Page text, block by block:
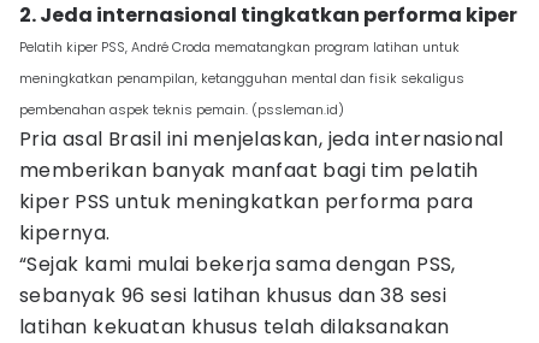
2. Jeda internasional tingkatkan performa kiper
Pelatih kiper PSS, André Croda mematangkan program latihan untuk
meningkatkan penampilan, ketangguhan mental dan fisik sekaligus
pembenahan aspek teknis pemain. (pssleman.id)
Pria asal Brasil ini menjelaskan, jeda internasional
memberikan banyak manfaat bagi tim pelatih
kiper PSS untuk meningkatkan performa para
kipernya.
“Sejak kami mulai bekerja sama dengan PSS,
sebanyak 96 sesi latihan khusus dan 38 sesi
latihan kekuatan khusus telah dilaksanakan